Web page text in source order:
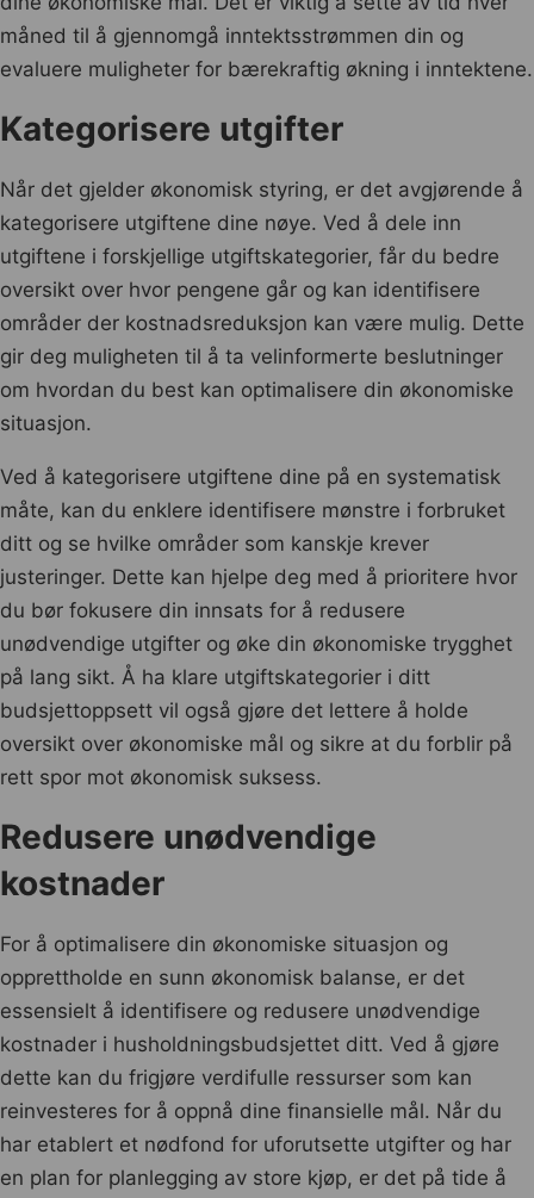
måned til å gjennomgå inntektsstrømmen din og
evaluere muligheter for bærekraftig økning i inntektene.
Kategorisere utgifter
Når det gjelder økonomisk styring, er det avgjørende å
kategorisere utgiftene dine nøye. Ved å dele inn
utgiftene i forskjellige utgiftskategorier, får du bedre
oversikt over hvor pengene går og kan identifisere
områder der kostnadsreduksjon kan være mulig. Dette
gir deg muligheten til å ta velinformerte beslutninger
om hvordan du best kan optimalisere din økonomiske
situasjon.
Ved å kategorisere utgiftene dine på en systematisk
måte, kan du enklere identifisere mønstre i forbruket
ditt og se hvilke områder som kanskje krever
justeringer. Dette kan hjelpe deg med å prioritere hvor
du bør fokusere din innsats for å redusere
unødvendige utgifter og øke din økonomiske trygghet
på lang sikt. Å ha klare utgiftskategorier i ditt
budsjettoppsett vil også gjøre det lettere å holde
oversikt over økonomiske mål og sikre at du forblir på
rett spor mot økonomisk suksess.
Redusere unødvendige
kostnader
For å optimalisere din økonomiske situasjon og
opprettholde en sunn økonomisk balanse, er det
essensielt å identifisere og redusere unødvendige
kostnader i husholdningsbudsjettet ditt. Ved å gjøre
dette kan du frigjøre verdifulle ressurser som kan
reinvesteres for å oppnå dine finansielle mål. Når du
har etablert et nødfond for uforutsette utgifter og har
en plan for planlegging av store kjøp, er det på tide å